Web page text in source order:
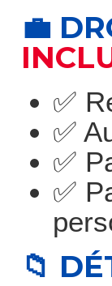
💼
✅️
✅️
✅️
✅️
📁